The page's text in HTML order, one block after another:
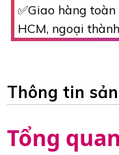
✅Giao hàng
HCM, ngoại
Thông tin
Tổng